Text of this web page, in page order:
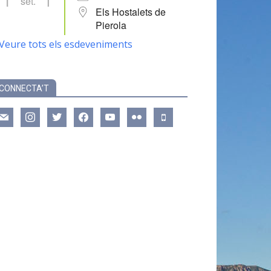
Els Hostalets de
Pierola
tots els esdeveniments
instagramtwitter facebookyoutube flickr mobile